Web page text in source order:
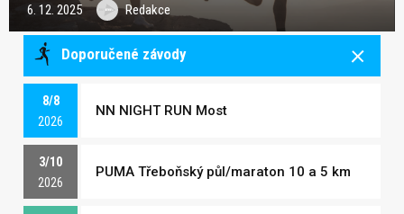
6. 12. 2025 Redakce
Doporučené závody
8/8
2026
NN NIGHT RUN Most
3/10
2026
PUMA Třeboňský půl/maraton 10 a 5 km